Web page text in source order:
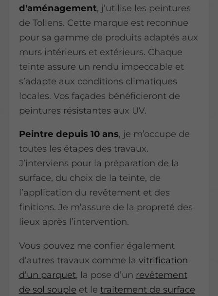
d'aménagement, j’utilise les peintures
de Tollens. Cette marque est reconnue
pour sa gamme de produits adaptés aux
murs intérieurs et extérieurs. Chaque
teinte assure un rendu impeccable et
s’adapte aux conditions climatiques
locales. Vos façades bénéficieront de
peintures résistantes aux UV.
Peintre depuis 10 ans, je m’occupe de
toutes les étapes des travaux.
J’interviens pour la préparation de la
surface, du choix de la teinte, de
l’application du revêtement et des
finitions. Je m’assure de la propreté des
lieux après l’intervention.
Vous pouvez me confier également
d’autres travaux comme la vitrification
d’un parquet, la pose d’un revêtement
de sol souple et le traitement de surface